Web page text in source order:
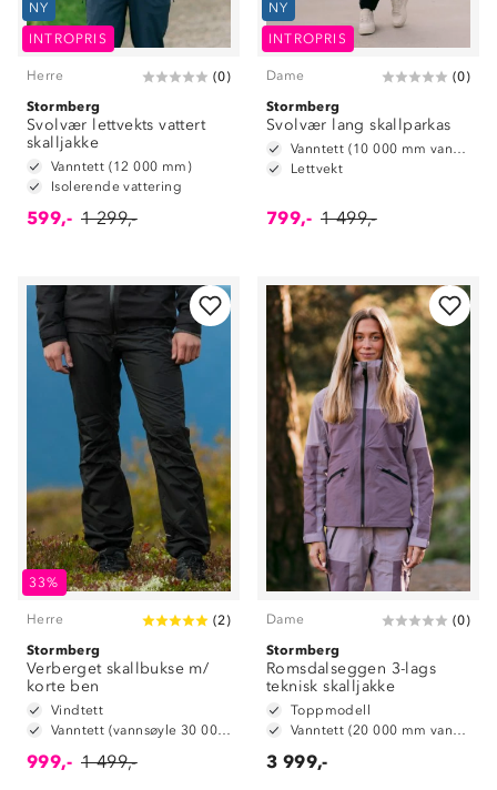
NY
INTROPRIS
Herre (0)
Stormberg
Svolvær lettvekts vattert
skalljakke
Vanntett (12 000 mm)
Isolerende vattering
599,- 1 299,-
NY
INTROPRIS
Dame (0)
Stormberg
Svolvær lang skallparkas
Vanntett (10 000 mm vannsøyle)
Lettvekt
799,- 1 499,-
33%
Herre (2)
Stormberg
Verberget skallbukse m/
korte ben
Vindtett
Vanntett (vannsøyle 30 000 mm)
999,- 1 499,-
Dame (0)
Stormberg
Romsdalseggen 3-lags
teknisk skalljakke
Toppmodell
Vanntett (20 000 mm vannsøyle)
3 999,-